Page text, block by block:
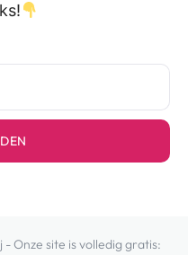
Onze site is volledig gratis: